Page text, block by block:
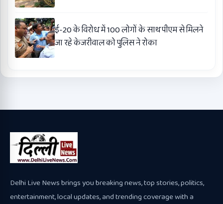
ई-20 के विरोध में 100 लोगों के साथ पीएम से मिलने
जा रहे केजरीवाल को पुलिस ने रोका
Delhi Live News brings you breaking news, top stories, politics,
entertainment, local updates, and trending coverage with a